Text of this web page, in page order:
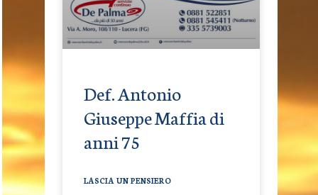
Def. Antonio
Giuseppe Maffia di
anni 75
LASCIA UN PENSIERO